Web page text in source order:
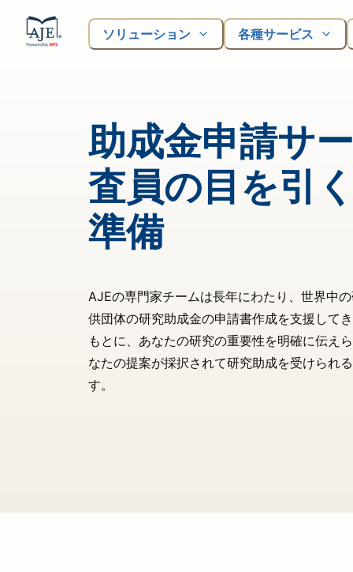
ソリューション 各種サービス
助成金申請サ
査員の目を引
準備
AJEの専門家チームは長年にわたり、世界中
供団体の研究助成金の申請書作成を支援して
もとに、あなたの研究の重要性を明確に伝え
なたの提案が採択されて研究助成を受けられ
す。